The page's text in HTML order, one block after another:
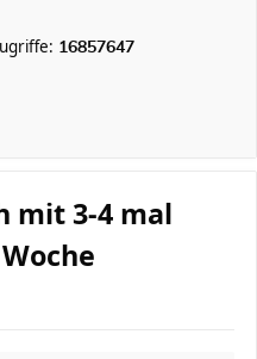
16857647
mit 3-4 mal